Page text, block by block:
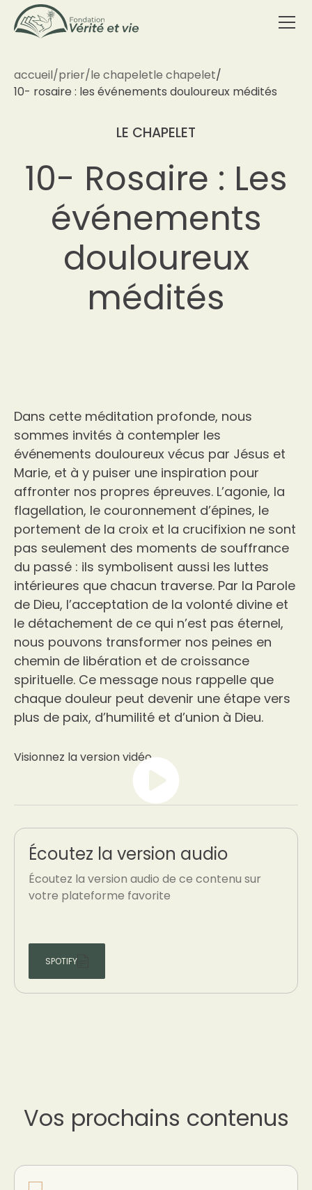
accueil/prier/le chapeletle chapelet/
10- rosaire : les événements douloureux médités
LE CHAPELET
10- Rosaire : Les
événements
douloureux
médités
Dans cette méditation profonde, nous
sommes invités à contempler les
événements douloureux vécus par Jésus et
Marie, et à y puiser une inspiration pour
affronter nos propres épreuves. L’agonie, la
flagellation, le couronnement d’épines, le
portement de la croix et la crucifixion ne sont
pas seulement des moments de souffrance
du passé : ils symbolisent aussi les luttes
intérieures que chacun traverse. Par la Parole
de Dieu, l’acceptation de la volonté divine et
le détachement de ce qui n’est pas éternel,
nous pouvons transformer nos peines en
chemin de libération et de croissance
spirituelle. Ce message nous rappelle que
chaque douleur peut devenir une étape vers
plus de paix, d’humilité et d’union à Dieu.
Visionnez la version vidéo
Écoutez la version audio
Écoutez la version audio de ce contenu sur
votre plateforme favorite
SPOTIFY
Vos prochains contenus